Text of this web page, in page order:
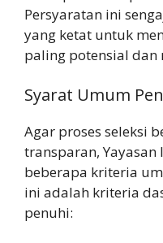
Persyaratan ini
yang ketat untuk
paling potensial dan
Syarat Umum
Agar proses seleksi
transparan, Yayasan
beberapa kriteria
ini adalah kriteria
penuhi: